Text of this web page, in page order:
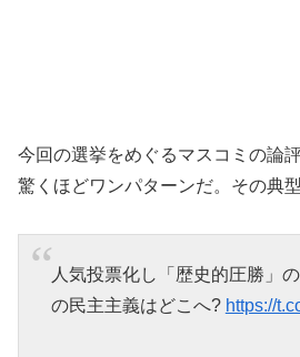
今回の選挙をめぐるマスコミの論
驚くほどワンパターンだ。その典
人気投票化し「歴史的圧勝」
の民主主義はどこへ? https://